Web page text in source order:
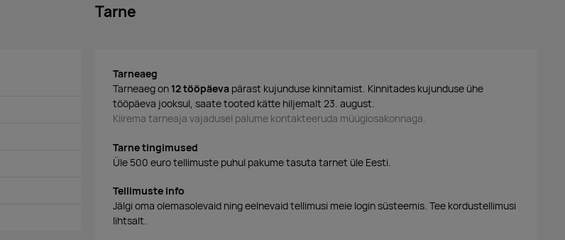
Tarne
Tarneaeg
Tarneaeg on 12 tööpäeva pärast kujunduse kinnitamist. Kinnitades kujunduse ühe
tööpäeva jooksul, saate tooted kätte hiljemalt 23. august.
Kiirema tarneaja vajadusel palume kontakteeruda müügiosakonnaga.
Tarne tingimused
Üle 500 euro tellimuste puhul pakume tasuta tarnet üle Eesti.
Tellimuste info
Jälgi oma olemasolevaid ning eelnevaid tellimusi meie login süsteemis. Tee kordustellimusi
lihtsalt.